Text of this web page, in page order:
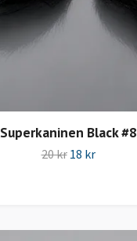
Superkaninen Black #8
20 kr 18 kr